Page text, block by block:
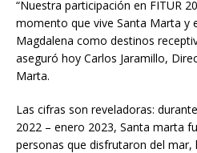
“Nuestra participación en FITUR
momento que vive Santa Marta y
Magdalena como destinos
aseguró hoy Carlos Jaramillo,
Marta.
Las cifras son reveladoras:
2022 – enero 2023, Santa marta
personas que disfrutaron del mar,